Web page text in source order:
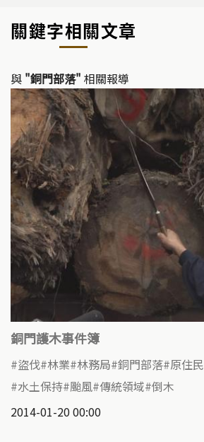
y
Li
k o
k
關鍵字相關文章
與 "銅門部落" 相關報導
銅門護木事件簿
盜伐 林業 林務局 銅門部落 原住民
水土保持 颱風 傳統領域 倒木
2014-01-20 00:00